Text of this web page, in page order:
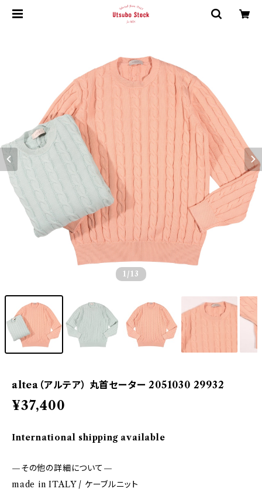
1 /13
altea（アルテア） 丸首セーター 2051030 29932
¥37,400
International shipping available
—その他の詳細について—
made in ITALY / ケーブルニット